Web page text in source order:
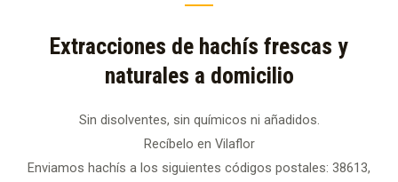
Extracciones de hachís frescas y
naturales a domicilio
Sin disolventes, sin químicos ni añadidos.
Recíbelo en Vilaflor
Enviamos hachís a los siguientes códigos postales: 38613,